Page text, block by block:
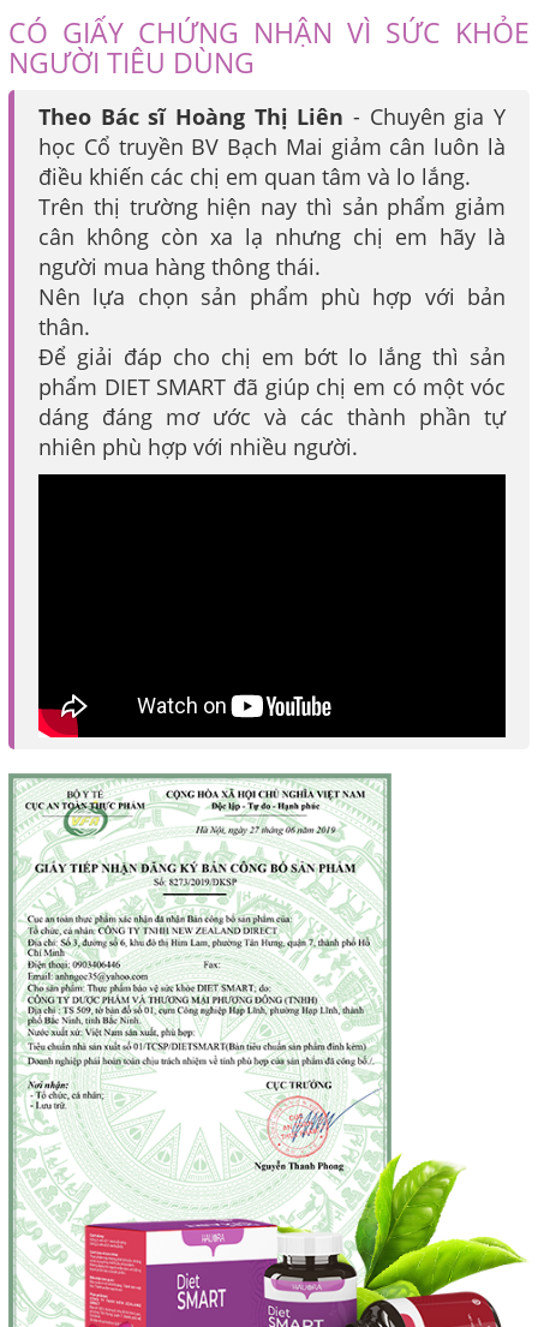
CÓ GIẤY CHỨNG NHẬN VÌ SỨC KHỎE
NGƯỜI TIÊU DÙNG
Theo Bác sĩ Hoàng Thị Liên - Chuyên gia Y
học Cổ truyền BV Bạch Mai giảm cân luôn là
điều khiến các chị em quan tâm và lo lắng.
Trên thị trường hiện nay thì sản phẩm giảm
cân không còn xa lạ nhưng chị em hãy là
người mua hàng thông thái.
Nên lựa chọn sản phẩm phù hợp với bản
thân.
Để giải đáp cho chị em bớt lo lắng thì sản
phẩm DIET SMART đã giúp chị em có một vóc
dáng đáng mơ ước và các thành phần tự
nhiên phù hợp với nhiều người.